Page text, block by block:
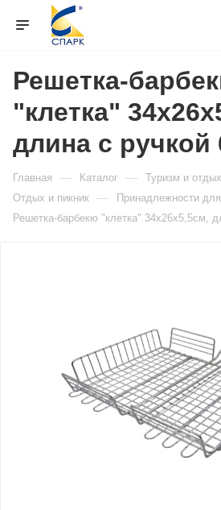
Решетка-
"клетка"
длина с ручкой
Главная — Каталог — Туризм и
Отдых и пикник — Принадлежности
Решетка-барбекю "клетка" 34х26х5,5см,